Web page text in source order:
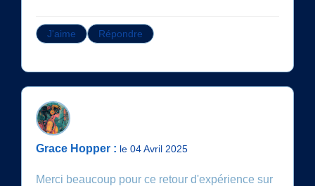
J'aime Répondre
Grace Hopper : le 04 Avril 2025
Merci beaucoup pour ce retour d'expérience sur